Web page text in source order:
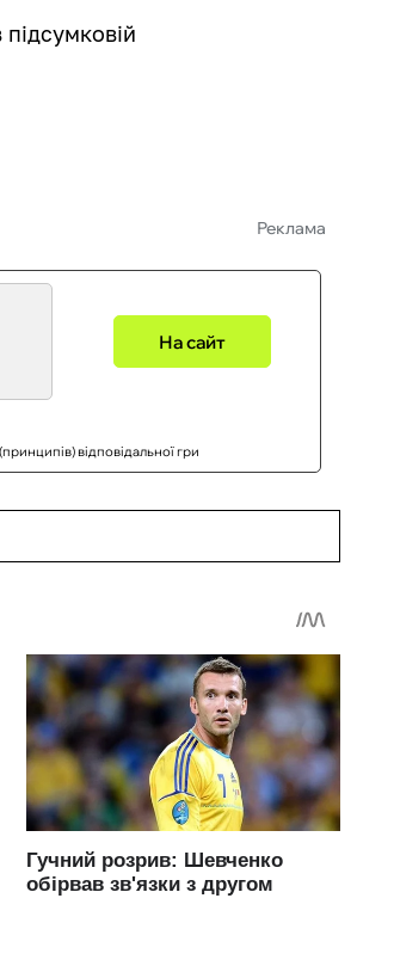
Реклама
На сайт
відповідальної гри